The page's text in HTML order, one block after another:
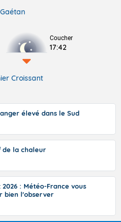
Gaétan
Coucher
17:42
Croissant
élevé dans le Sud
de la chaleur
2026 : Météo-France vous
bien l'observer